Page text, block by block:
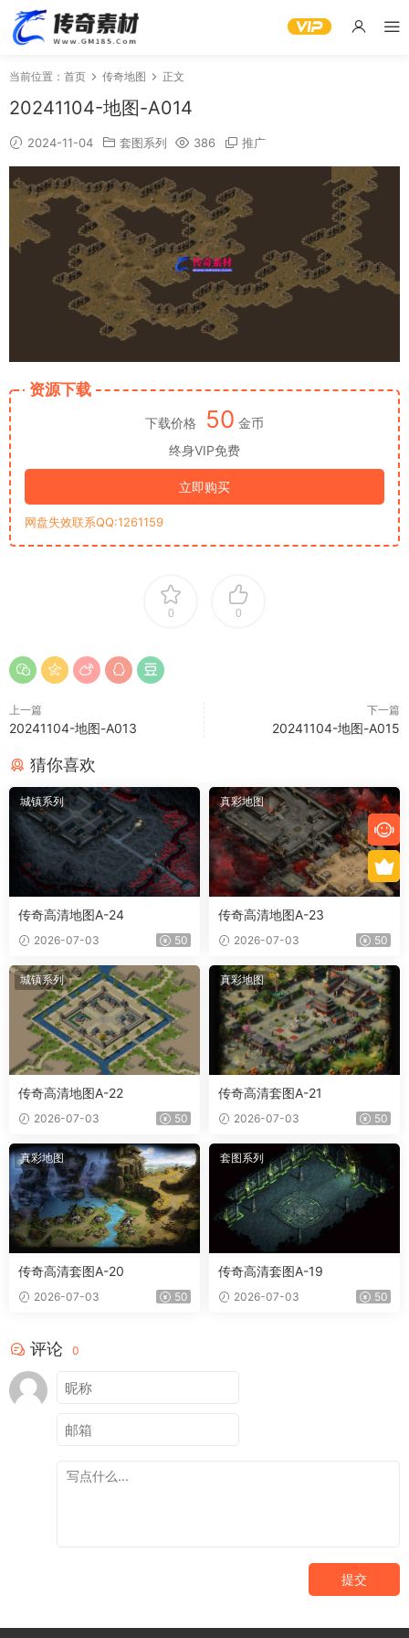
当前位置： 首页 传奇地图 正文
20241104-地图-A014
2024-11-04 套图系列 386 推广
资源下载
下载价格 50 金币
终身VIP免费
立即购买
网盘失效联系QQ:1261159
0 0
上一篇
20241104-地图-A013
下一篇
20241104-地图-A015
猜你喜欢
城镇系列
传奇高清地图A-24
2026-07-03 50
真彩地图
传奇高清地图A-23
2026-07-03 50
城镇系列
传奇高清地图A-22
2026-07-03 50
真彩地图
传奇高清套图A-21
2026-07-03 50
真彩地图
传奇高清套图A-20
2026-07-03 50
套图系列
传奇高清套图A-19
2026-07-03 50
评论 0
提交